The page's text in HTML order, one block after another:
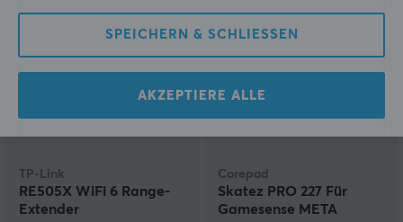
TP-Link
RE505X WiFi 6 Range-
Extender
Corepad
Skatez PRO 227 Für
Gamesense META
SPEICHERN & SCHLIESSEN
AKZEPTIERE ALLE